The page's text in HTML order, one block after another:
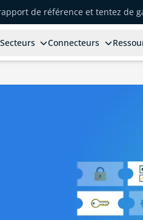
de référence et tentez de
Secteurs Connecteurs